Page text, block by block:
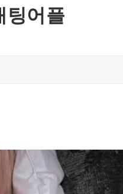
팅어플